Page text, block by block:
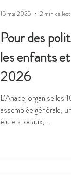
Pour des
les enfants
2026
L’Anacej organise les
assemblée générale,
élu·e·s locaux,...
15 mai 2025 2 min de